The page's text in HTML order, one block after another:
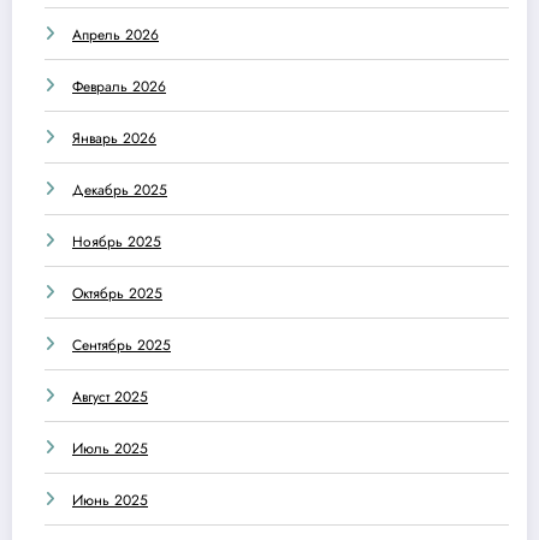
Апрель 2026
Февраль 2026
Январь 2026
Декабрь 2025
Ноябрь 2025
Октябрь 2025
Сентябрь 2025
Август 2025
Июль 2025
Июнь 2025